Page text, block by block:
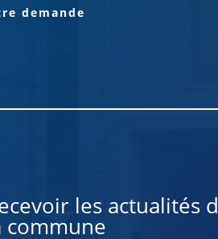
les actualités
commune